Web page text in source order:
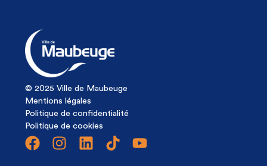
© 2025 Ville de Maubeuge
Mentions légales
Politique de confidentialité
Politique de cookies